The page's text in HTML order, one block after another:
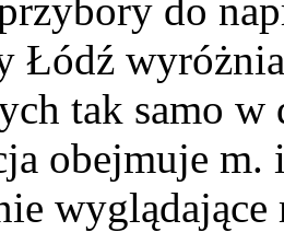
do
Łódź
tak samo w
obejmuje m.
wyglądające